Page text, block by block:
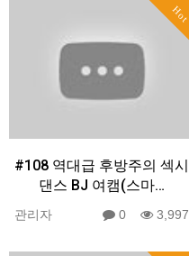
Hot
#108 역대급 후방주의 섹시
댄스 BJ 여캠(스마…
관리자 0 3,997